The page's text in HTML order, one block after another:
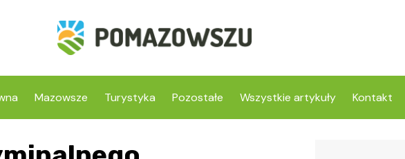
Mazowsze Turystyka Pozostałe Wszystkie artykuły Kontakt